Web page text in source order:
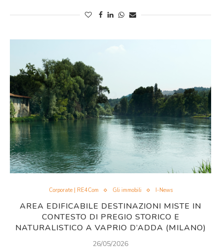
Corporate | RE4Com Gli immobili I-News
AREA EDIFICABILE DESTINAZIONI MISTE IN
CONTESTO DI PREGIO STORICO E
NATURALISTICO A VAPRIO D’ADDA (MILANO)
26/05/2026